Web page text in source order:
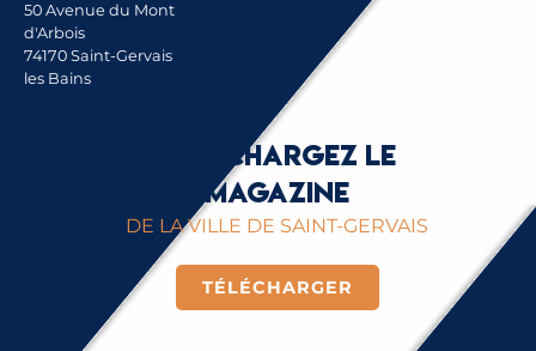
50 Avenue du Mont
d'Arbois
74170 Saint-Gervais
les Bains
Téléchargez le
magazine
DE LA VILLE DE SAINT-GERVAIS
TÉLÉCHARGER